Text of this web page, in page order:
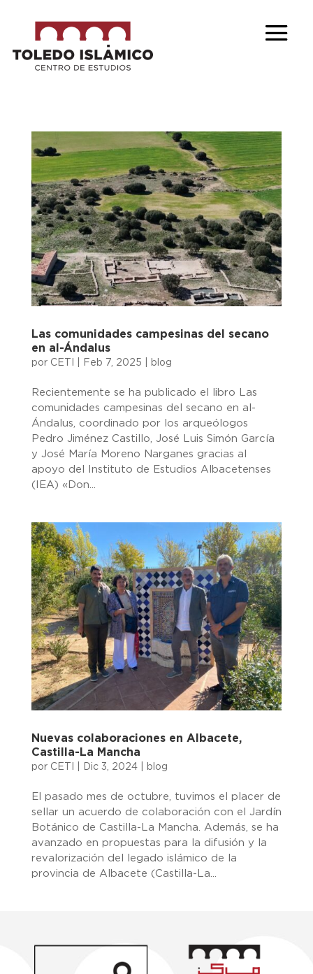
Las comunidades campesinas del secano
en al-Ándalus
por CETI Feb 7, 2025 blog
Recientemente se ha publicado el libro Las
comunidades campesinas del secano en al-
Ándalus, coordinado por los arqueólogos
Pedro Jiménez Castillo, José Luis Simón García
y José María Moreno Narganes gracias al
apoyo del Instituto de Estudios Albacetenses
(IEA) «Don...
Nuevas colaboraciones en Albacete,
Castilla-La Mancha
por CETI Dic 3, 2024| blog
El pasado mes de octubre, tuvimos el placer de
sellar un acuerdo de colaboración con el Jardín
Botánico de Castilla-La Mancha. Además, se ha
avanzado en propuestas para la difusión y la
revalorización del legado islámico de la
provincia de Albacete (Castilla-La...